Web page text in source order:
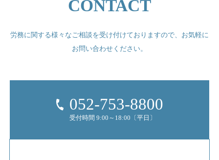
CONTACT
労務に関する様々なご相談を受け付けておりますので、 お気軽に
お問い合わせください。
052-753-8800
受付時間 9:00～18:00〔平日〕